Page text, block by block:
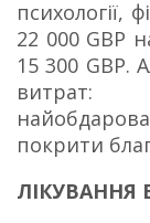
психології,
22 000 GBP
15 300 GBP.
витрат:
покрити
ЛІКУВАННЯ